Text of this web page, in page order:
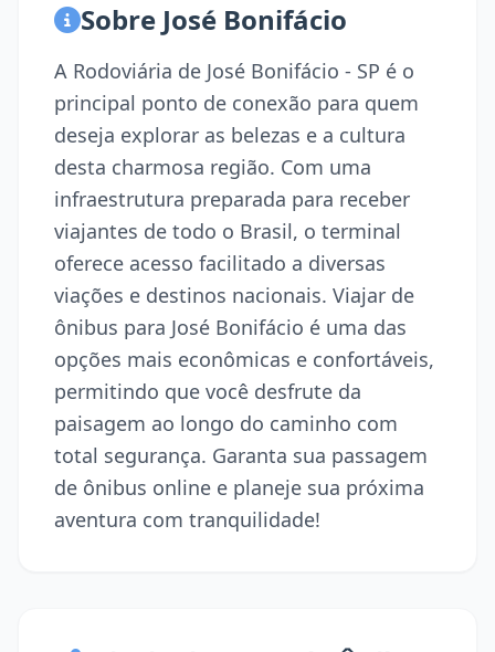
Sobre José Bonifácio
A Rodoviária de José Bonifácio - SP é o
principal ponto de conexão para quem
deseja explorar as belezas e a cultura
desta charmosa região. Com uma
infraestrutura preparada para receber
viajantes de todo o Brasil, o terminal
oferece acesso facilitado a diversas
viações e destinos nacionais. Viajar de
ônibus para José Bonifácio é uma das
opções mais econômicas e confortáveis,
permitindo que você desfrute da
paisagem ao longo do caminho com
total segurança. Garanta sua passagem
de ônibus online e planeje sua próxima
aventura com tranquilidade!